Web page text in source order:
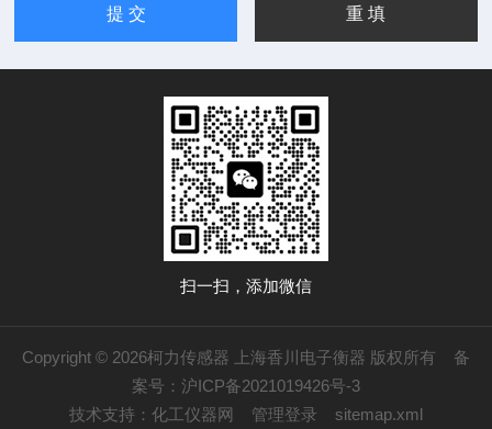
扫一扫，添加微信
Copyright © 2026柯力传感器 上海香川电子衡器 版权所有 备
案号：沪ICP备2021019426号-3
技术支持： 化工仪器网 管理登录 sitemap.xml